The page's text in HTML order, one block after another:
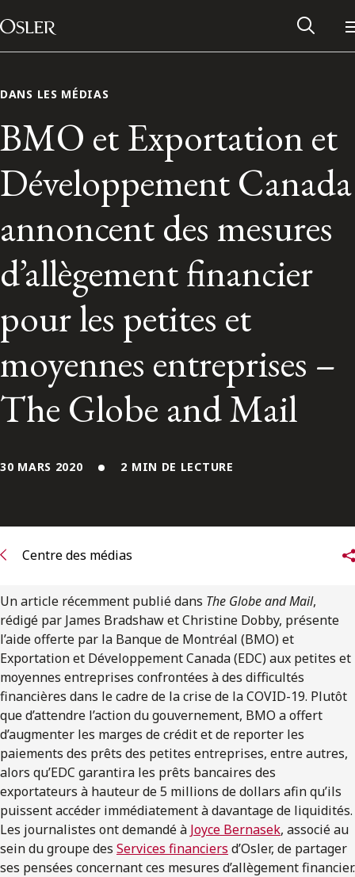
Passer au contenu
Main Navigation
Réseau des anciens d’Osler
Contactez-nous
ENGLISH
S’abonner aux articles Osler
DANS LES MÉDIAS
BMO et Exportation et
Développement Canada
annoncent des mesures
d’allègement financier
pour les petites et
moyennes entreprises –
The Globe and Mail
30 MARS 2020 2 MIN DE LECTURE
Centre des médias
Un article récemment publié dans The Globe and Mail,
rédigé par James Bradshaw et Christine Dobby, présente
l’aide offerte par la Banque de Montréal (BMO) et
Exportation et Développement Canada (EDC) aux petites et
moyennes entreprises confrontées à des difficultés
financières dans le cadre de la crise de la COVID-19. Plutôt
que d’attendre l’action du gouvernement, BMO a offert
d’augmenter les marges de crédit et de reporter les
paiements des prêts des petites entreprises, entre autres,
alors qu’EDC garantira les prêts bancaires des
exportateurs à hauteur de 5 millions de dollars afin qu’ils
puissent accéder immédiatement à davantage de liquidités.
Les journalistes ont demandé à Joyce Bernasek, associé au
sein du groupe des Services financiers d’Osler, de partager
ses pensées concernant ces mesures d’allègement financier.